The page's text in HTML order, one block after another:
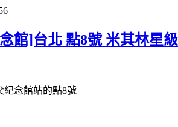
館]台北 點8號 米其林星
紀念館站的點8號